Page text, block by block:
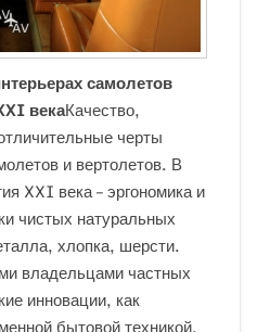
самолетов
векаКачество,
черты
и вертолетов. В
XXI века – эргономика и
чистых натуральных
хлопка, шерсти.
владельцами частных
инновации, как